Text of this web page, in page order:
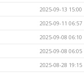
2025-09-13 15:00
2025-09-11 06:57
2025-09-08 06:10
2025-09-08 06:05
2025-08-28 19:15